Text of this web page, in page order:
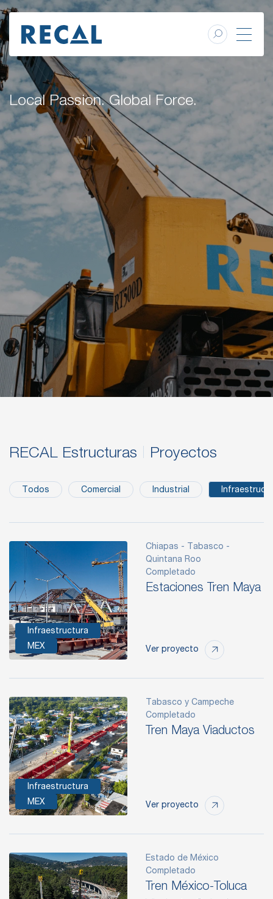
Local Passion. Global Force.
RECAL Estructuras Proyectos
Todos Comercial Industrial
Infraestructura
MEX
Chiapas - Tabasco -
Quintana Roo
Completado
Estaciones Tren Maya
Ver proyecto
Infraestructura
MEX
Tabasco y Campeche
Completado
Tren Maya Viaductos
Ver proyecto
Estado de México
Completado
Tren México-Toluca